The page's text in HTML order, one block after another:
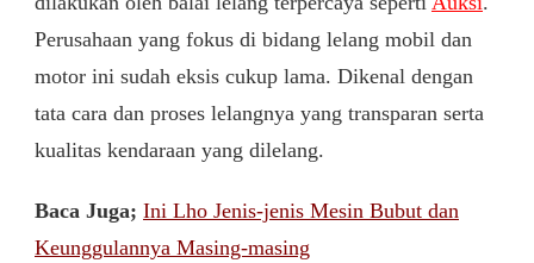
Perusahaan yang fokus di bidang lelang mobil dan
motor ini sudah eksis cukup lama. Dikenal dengan
tata cara dan proses lelangnya yang transparan serta
kualitas kendaraan yang dilelang.
Baca Juga; Ini Lho Jenis-jenis Mesin Bubut dan
Keunggulannya Masing-masing